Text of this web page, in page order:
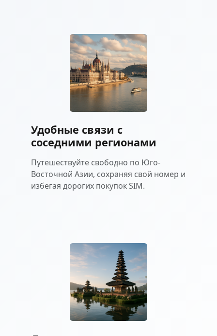
Удобные связи с
соседними регионами
Путешествуйте свободно по Юго-
Восточной Азии, сохраняя свой номер и
избегая дорогих покупок SIM.